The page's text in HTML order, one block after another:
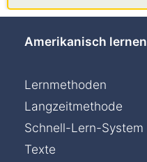
Amerikanisch lernen
Lernmethoden
Langzeitmethode
Schnell-Lern-System
Texte